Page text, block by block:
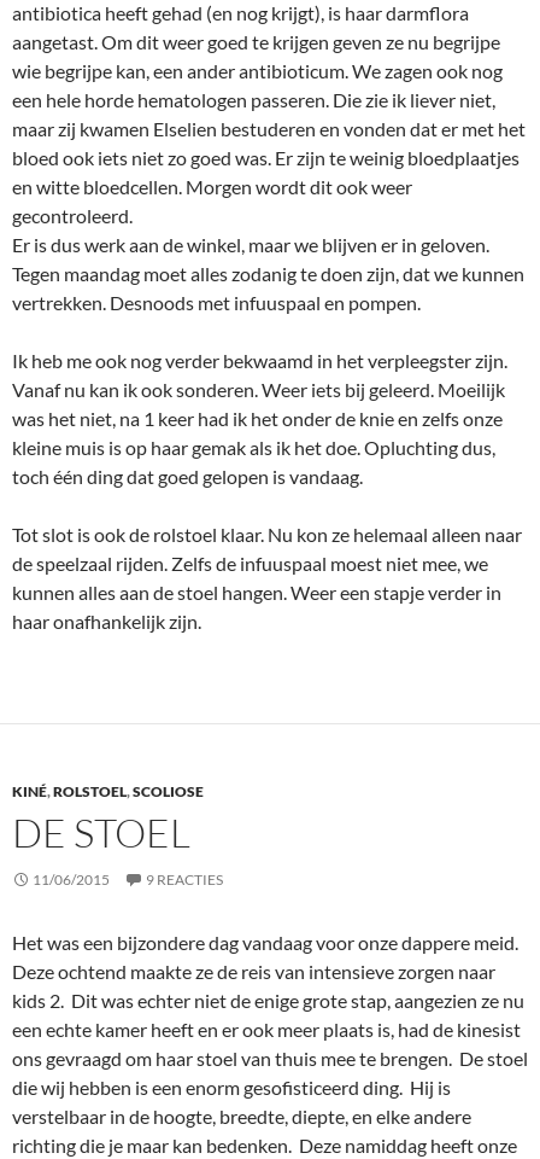
antibiotica heeft gehad (en nog krijgt), is haar darmflora
aangetast. Om dit weer goed te krijgen geven ze nu begrijpe
wie begrijpe kan, een ander antibioticum. We zagen ook nog
een hele horde hematologen passeren. Die zie ik liever niet,
maar zij kwamen Elselien bestuderen en vonden dat er met het
bloed ook iets niet zo goed was. Er zijn te weinig bloedplaatjes
en witte bloedcellen. Morgen wordt dit ook weer
gecontroleerd.
Er is dus werk aan de winkel, maar we blijven er in geloven.
Tegen maandag moet alles zodanig te doen zijn, dat we kunnen
vertrekken. Desnoods met infuuspaal en pompen.
Ik heb me ook nog verder bekwaamd in het verpleegster zijn.
Vanaf nu kan ik ook sonderen. Weer iets bij geleerd. Moeilijk
was het niet, na 1 keer had ik het onder de knie en zelfs onze
kleine muis is op haar gemak als ik het doe. Opluchting dus,
toch één ding dat goed gelopen is vandaag.
Tot slot is ook de rolstoel klaar. Nu kon ze helemaal alleen naar
de speelzaal rijden. Zelfs de infuuspaal moest niet mee, we
kunnen alles aan de stoel hangen. Weer een stapje verder in
haar onafhankelijk zijn.
KINÉ,ROLSTOEL,SCOLIOSE
DE STOEL
11/06/2015 9 REACTIES
Het was een bijzondere dag vandaag voor onze dappere meid.
Deze ochtend maakte ze de reis van intensieve zorgen naar
kids 2. Dit was echter niet de enige grote stap, aangezien ze nu
een echte kamer heeft en er ook meer plaats is, had de kinesist
ons gevraagd om haar stoel van thuis mee te brengen. De stoel
die wij hebben is een enorm gesofisticeerd ding. Hij is
verstelbaar in de hoogte, breedte, diepte, en elke andere
richting die je maar kan bedenken. Deze namiddag heeft onze